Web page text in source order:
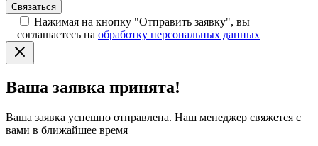
Нажимая на кнопку "Отправить заявку", вы
соглашаетесь на обработку персональных данных
Ваша заявка принята!
Ваша заявка успешно отправлена. Наш менеджер свяжется с
вами в ближайшее время